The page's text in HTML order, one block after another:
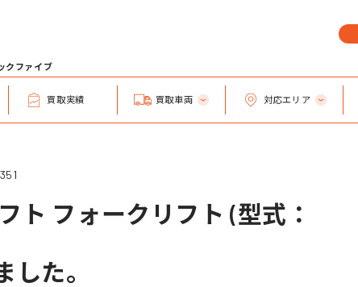
クファイブ
買取実績 買取車両 対応エリア
ト フォークリフト (型式：
た。